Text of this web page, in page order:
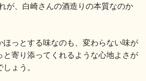
が、白崎さんの酒造りの本質なのか
ほっとする味なのも、変わらない味が
と寄り添ってくれるような心地よさが
ょう。